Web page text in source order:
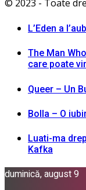
© 2023 - Toate
L’Eden a
The Man
care poate
Queer – Un
Bolla – O
Luati-ma
Kafka
duminică, august 9